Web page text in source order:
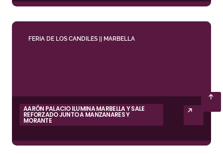
FERIA DE LOS CANDILES || MARBELLA
AARÓN PALACIO ILUMINA MARBELLA Y SALE
REFORZADO JUNTO A MANZANARES Y
MORANTE